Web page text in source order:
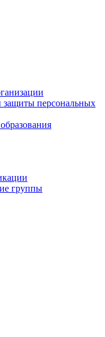
защиты персональных
группы